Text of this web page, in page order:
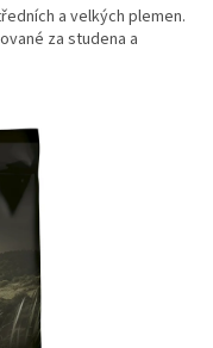
a velkých plemen.
za studena a